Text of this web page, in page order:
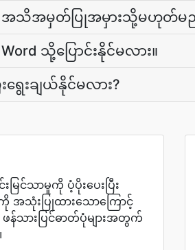
အသိအမှတ်ပြုအမှားသို့မဟုတ်
သို့ပြောင်းနိုင်မလား။
ရွေးချယ်နိုင်မလား?
မြင်သာမှုကို ပံ့ပိုးပေးပြီး
ကို အသုံးပြုထားသောကြောင့်
ဖန်သားပြင်ဓာတ်ပုံများအတွက်